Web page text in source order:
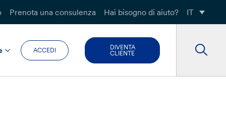
Prenota una consulenza Hai bisogno di aiuto? IT
ACCEDI
DIVENTA
CLIENTE